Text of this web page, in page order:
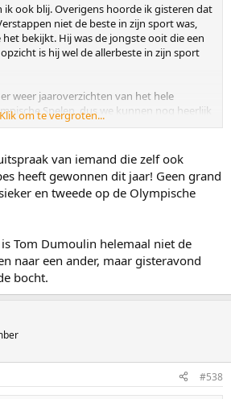
ik ook blij. Overigens hoorde ik gisteren dat
niet de beste in zijn sport was,
bekijkt. Hij was de jongste ooit die een
is hij wel de allerbeste in zijn sport
weer jaaroverzichten van het hele
Spelen, dus we kunnen nog heerlijk
om te vergroten...
van iemand die zelf ook
heeft gewonnen dit jaar! Geen grand
en tweede op de Olympische
Tom Dumoulin helemaal niet de
naar een ander, maar gisteravond
bocht.
#538